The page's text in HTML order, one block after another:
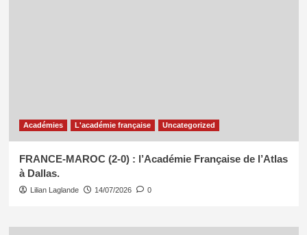
Académies L'académie française Uncategorized
FRANCE-MAROC (2-0) : l’Académie Française de l’Atlas
à Dallas.
Lilian Laglande 14/07/2026 0